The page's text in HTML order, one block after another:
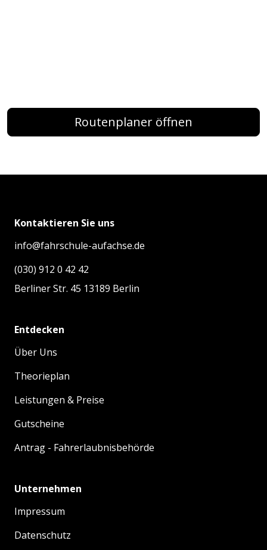
Routenplaner öffnen
Kontaktieren Sie uns
info@fahrschule-aufachse.de
(030) 912 0 42 42
Berliner Str. 45 13189 Berlin
Entdecken
Über Uns
Theorieplan
Leistungen & Preise
Gutscheine
Antrag - Fahrerlaubnisbehörde
Unternehmen
Impressum
Datenschutz